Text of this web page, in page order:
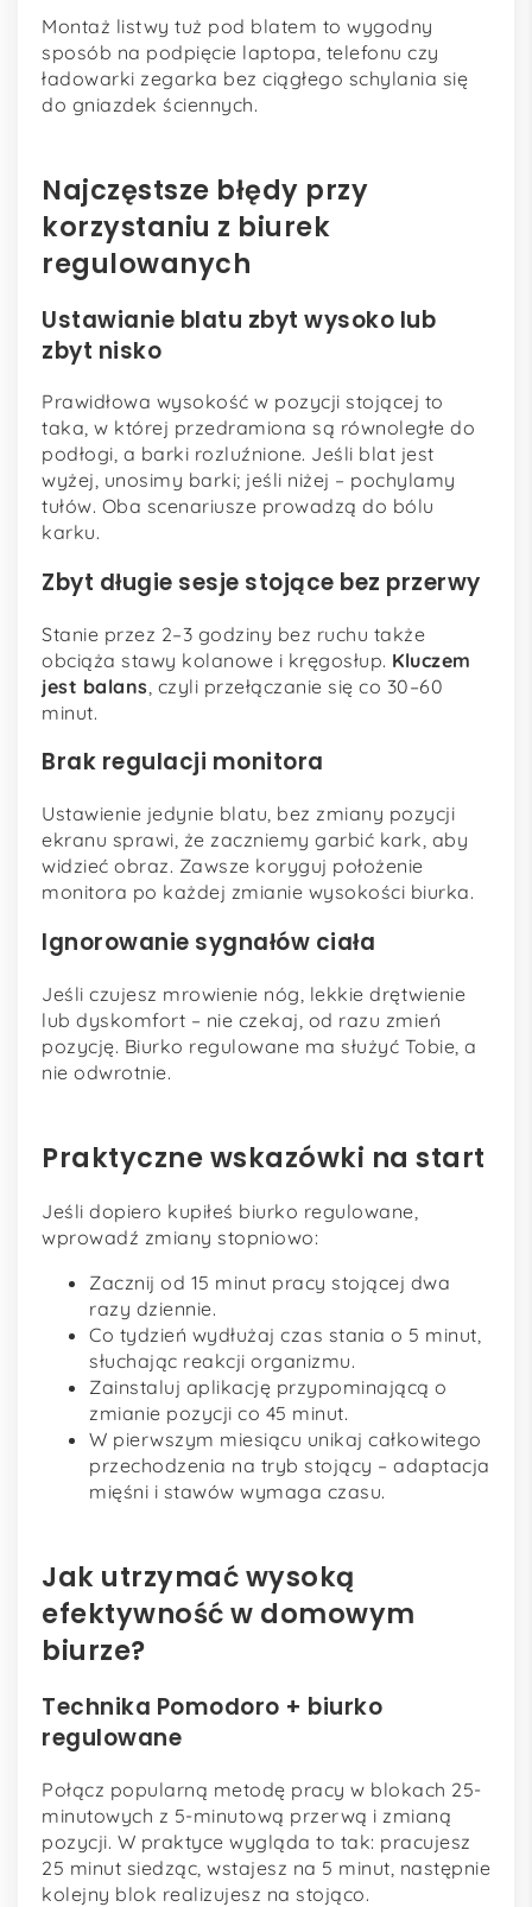
Montaż listwy tuż pod blatem to wygodny
sposób na podpięcie laptopa, telefonu czy
ładowarki zegarka bez ciągłego schylania się
do gniazdek ściennych.
Najczęstsze błędy przy
korzystaniu z biurek
regulowanych
Ustawianie blatu zbyt wysoko lub
zbyt nisko
Prawidłowa wysokość w pozycji stojącej to
taka, w której przedramiona są równoległe do
podłogi, a barki rozluźnione. Jeśli blat jest
wyżej, unosimy barki; jeśli niżej – pochylamy
tułów. Oba scenariusze prowadzą do bólu
karku.
Zbyt długie sesje stojące bez przerwy
Stanie przez 2–3 godziny bez ruchu także
obciąża stawy kolanowe i kręgosłup. Kluczem
jest balans , czyli przełączanie się co 30–60
minut.
Brak regulacji monitora
Ustawienie jedynie blatu, bez zmiany pozycji
ekranu sprawi, że zaczniemy garbić kark, aby
widzieć obraz. Zawsze koryguj położenie
monitora po każdej zmianie wysokości biurka.
Ignorowanie sygnałów ciała
Jeśli czujesz mrowienie nóg, lekkie drętwienie
lub dyskomfort – nie czekaj, od razu zmień
pozycję. Biurko regulowane ma służyć Tobie, a
nie odwrotnie.
Praktyczne wskazówki na start
Jeśli dopiero kupiłeś biurko regulowane,
wprowadź zmiany stopniowo:
Zacznij od 15 minut pracy stojącej dwa
razy dziennie.
Co tydzień wydłużaj czas stania o 5 minut,
słuchając reakcji organizmu.
Zainstaluj aplikację przypominającą o
zmianie pozycji co 45 minut.
W pierwszym miesiącu unikaj całkowitego
przechodzenia na tryb stojący – adaptacja
mięśni i stawów wymaga czasu.
Jak utrzymać wysoką
efektywność w domowym
biurze?
Technika Pomodoro + biurko
regulowane
Połącz popularną metodę pracy w blokach 25-
minutowych z 5-minutową przerwą i zmianą
pozycji. W praktyce wygląda to tak: pracujesz
25 minut siedząc, wstajesz na 5 minut, następnie
kolejny blok realizujesz na stojąco.